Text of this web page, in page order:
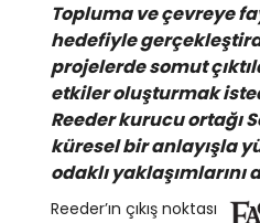
Topluma ve çevreye
hedefiyle
projelerde somut
etkiler oluşturmak
Reeder kurucu ortağı
küresel bir anlayışla
odaklı yaklaşımlarını
Reeder’ın çıkış noktası